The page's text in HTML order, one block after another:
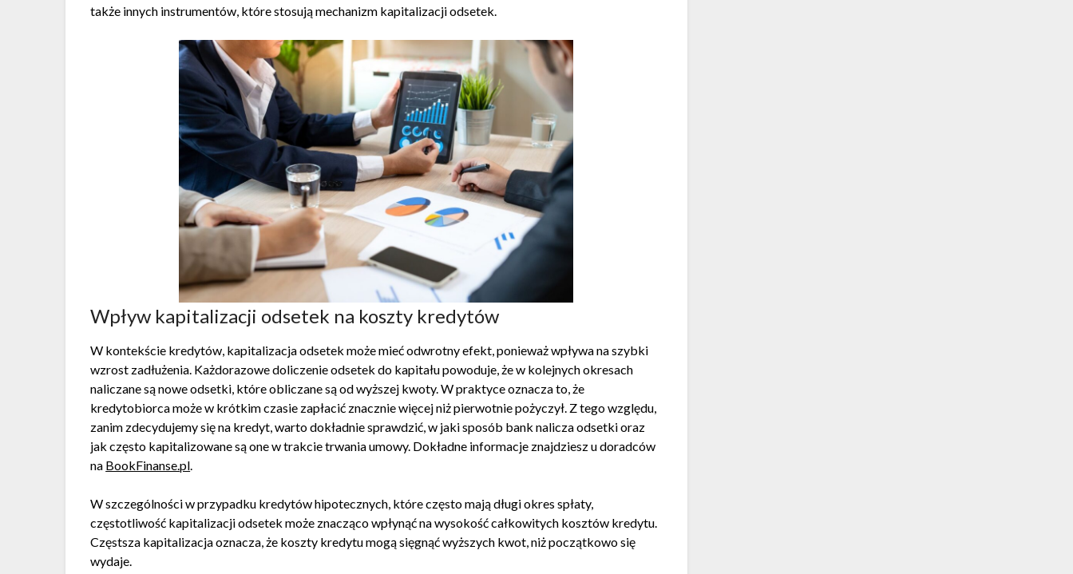
także innych instrumentów, które stosują mechanizm kapitalizacji odsetek.
Wpływ kapitalizacji odsetek na koszty kredytów
W kontekście kredytów, kapitalizacja odsetek może mieć odwrotny efekt, ponieważ wpływa na szybki
wzrost zadłużenia. Każdorazowe doliczenie odsetek do kapitału powoduje, że w kolejnych okresach
naliczane są nowe odsetki, które obliczane są od wyższej kwoty. W praktyce oznacza to, że
kredytobiorca może w krótkim czasie zapłacić znacznie więcej niż pierwotnie pożyczył. Z tego względu,
zanim zdecydujemy się na kredyt, warto dokładnie sprawdzić, w jaki sposób bank nalicza odsetki oraz
jak często kapitalizowane są one w trakcie trwania umowy. Dokładne informacje znajdziesz u doradców
na BookFinanse.pl
W szczególności w przypadku kredytów hipotecznych, które często mają długi okres spłaty,
częstotliwość kapitalizacji odsetek może znacząco wpłynąć na wysokość całkowitych kosztów kredytu.
Częstsza kapitalizacja oznacza, że koszty kredytu mogą sięgnąć wyższych kwot, niż początkowo się
wydaje.